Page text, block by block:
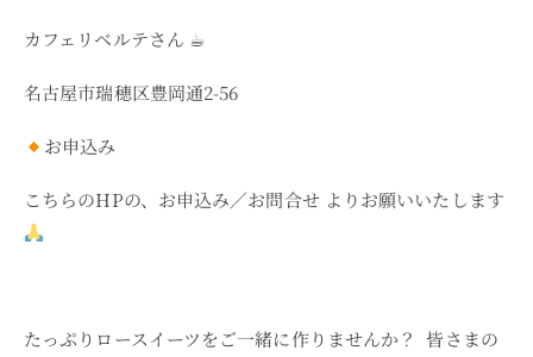
カフェリベルテさん ☕︎︎
名古屋市瑞穂区豊岡通2-56
お申込み
こちらのHPの、お申込み／お問合せ よりお願いいたします
たっぷりロースイーツをご一緒に作りませんか？ 皆さまの